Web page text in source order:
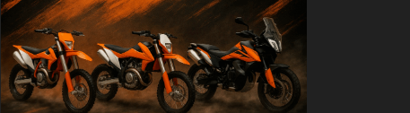
Découvrez
les
modèles
qui